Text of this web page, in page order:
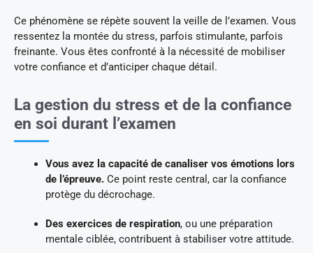
Ce phénomène se répète souvent la veille de l’examen. Vous
ressentez la montée du stress, parfois stimulante, parfois
freinante. Vous êtes confronté à la nécessité de mobiliser
votre confiance et d’anticiper chaque détail.
La gestion du stress et de la confiance
en soi durant l’examen
Vous avez la capacité de canaliser vos émotions lors
de l’épreuve. Ce point reste central, car la confiance
protège du décrochage.
Des exercices de respiration, ou une préparation
mentale ciblée, contribuent à stabiliser votre attitude.